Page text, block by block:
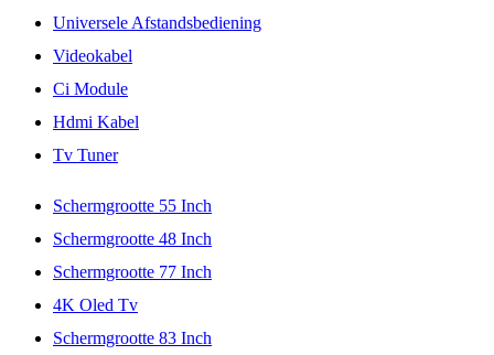
Universele Afstandsbediening
Videokabel
Ci Module
Hdmi Kabel
Tv Tuner
Schermgrootte 55 Inch
Schermgrootte 48 Inch
Schermgrootte 77 Inch
4K Oled Tv
Schermgrootte 83 Inch